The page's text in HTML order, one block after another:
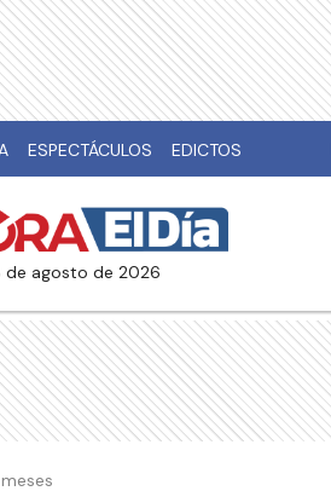
ESPECTÁCULOS EDICTOS
de agosto de 2026